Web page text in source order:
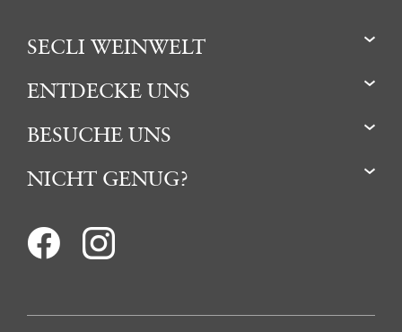
SECLI WEINWELT
ENTDECKE UNS
BESUCHE UNS
NICHT GENUG?